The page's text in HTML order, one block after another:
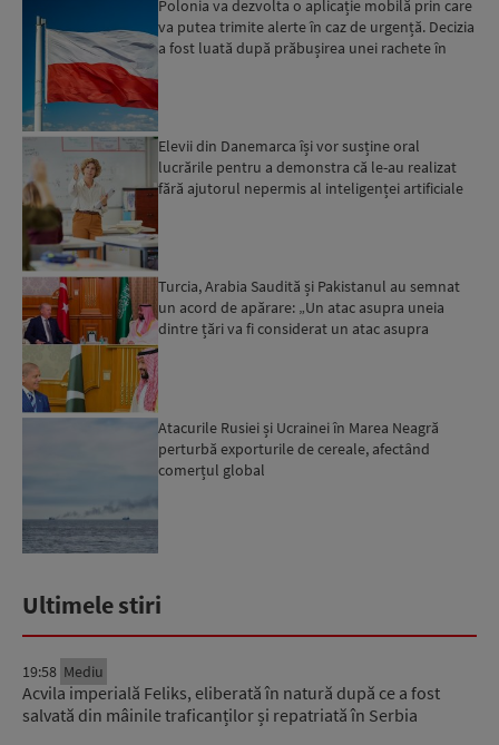
Polonia va dezvolta o aplicație mobilă prin care
va putea trimite alerte în caz de urgență. Decizia
a fost luată după prăbușirea unei rachete în
Elevii din Danemarca își vor susține oral
lucrările pentru a demonstra că le-au realizat
fără ajutorul nepermis al inteligenței artificiale
Turcia, Arabia Saudită și Pakistanul au semnat
un acord de apărare: „Un atac asupra uneia
dintre țări va fi considerat un atac asupra
Atacurile Rusiei și Ucrainei în Marea Neagră
perturbă exporturile de cereale, afectând
comerțul global
Ultimele stiri
19:58 Mediu
Acvila imperială Feliks, eliberată în natură după ce a fost
salvată din mâinile traficanților și repatriată în Serbia